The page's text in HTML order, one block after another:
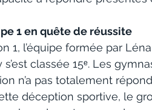
1 en quête de réussite
1, l’équipe formée par
s’est classée 15ᵉ. Les
n’a pas totalement
déception sportive, le